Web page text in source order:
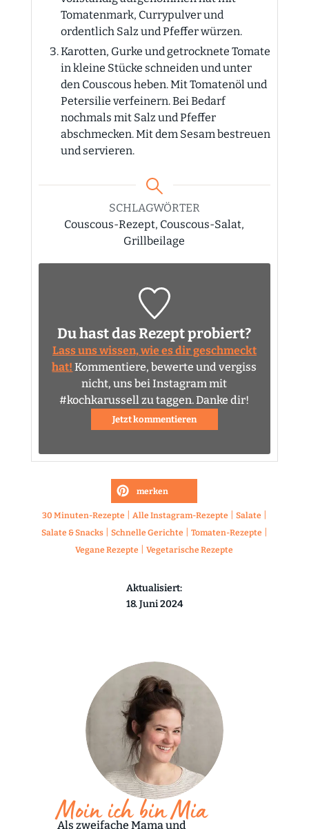
Tomatenmark, Currypulver und
ordentlich Salz und Pfeffer würzen.
Karotten, Gurke und getrocknete Tomate
in kleine Stücke schneiden und unter
den Couscous heben. Mit Tomatenöl und
Petersilie verfeinern. Bei Bedarf
nochmals mit Salz und Pfeffer
abschmecken. Mit dem Sesam bestreuen
und servieren.
SCHLAGWÖRTER
Couscous-Rezept, Couscous-Salat,
Grillbeilage
Du hast das Rezept probiert?
Lass uns wissen, wie es dir geschmeckt
hat! Kommentiere, bewerte und vergiss
nicht, uns bei Instagram mit
#kochkarussell zu taggen. Danke dir!
Jetzt kommentieren
merken
30 Minuten-Rezepte Alle Instagram-Rezepte Salate
Salate & Snacks| Schnelle Gerichte Tomaten-Rezepte
Vegane Rezepte |Vegetarische Rezepte
Aktualisiert:
18. Juni 2024
Moin ich bin Mia
Als zweifache Mama und